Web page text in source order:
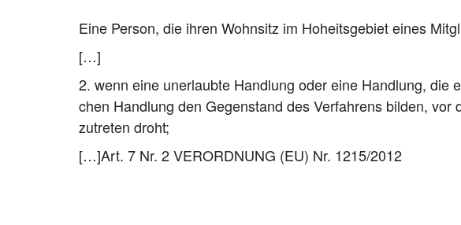
Eine Per­son, die ihren Wohn­sitz im Hoheits­ge­biet eines
[…]
2. wenn eine uner­laub­te Hand­lung oder eine Hand­lung,
chen Hand­lung den Gegen­stand des Ver­fah­rens bil­den,
zu­tre­ten droht;
[…]Art. 7 Nr. 2 VER­ORD­NUNG (EU) Nr. 1215/2012